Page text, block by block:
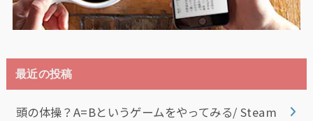
最近の投稿
頭の体操？A=Bというゲームをやってみる/ Steam